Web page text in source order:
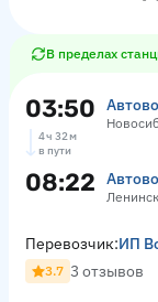
В пределах
03:50
4 ч 32 м
в пути
08:22
Перевозчик:ИП
3.7 3 отзывов